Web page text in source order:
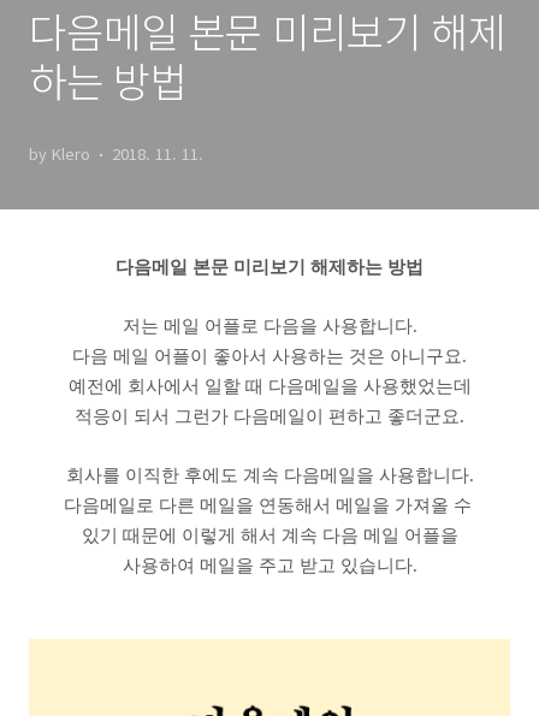
다음메일 본문 미리보기 해제
하는 방법
by Klero 2018. 11. 11.
다음메일 본문 미리보기 해제하는 방법
저는 메일 어플로 다음을 사용합니다.
다음 메일 어플이 좋아서 사용하는 것은 아니구요.
예전에 회사에서 일할 때 다음메일을 사용했었는데
적응이 되서 그런가 다음메일이 편하고 좋더군요.
회사를 이직한 후에도 계속 다음메일을 사용합니다.
다음메일로 다른 메일을 연동해서 메일을 가져올 수
있기 때문에 이렇게 해서 계속 다음 메일 어플을
사용하여 메일을 주고 받고 있습니다.